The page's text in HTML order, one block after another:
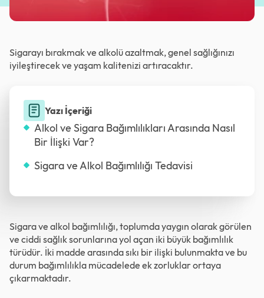
Sigarayı bırakmak ve alkolü azaltmak, genel sağlığınızı
iyileştirecek ve yaşam kalitenizi artıracaktır.
Yazı İçeriği
Alkol ve Sigara Bağımlılıkları Arasında Nasıl
Bir İlişki Var?
Sigara ve Alkol Bağımlılığı Tedavisi
Sigara ve alkol bağımlılığı, toplumda yaygın olarak görülen
ve ciddi sağlık sorunlarına yol açan iki büyük bağımlılık
türüdür. İki madde arasında sıkı bir ilişki bulunmakta ve bu
durum bağımlılıkla mücadelede ek zorluklar ortaya
çıkarmaktadır.